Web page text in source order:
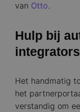
van Otto.
Hulp bij
integrators
Het handmatig
het
verstandig om